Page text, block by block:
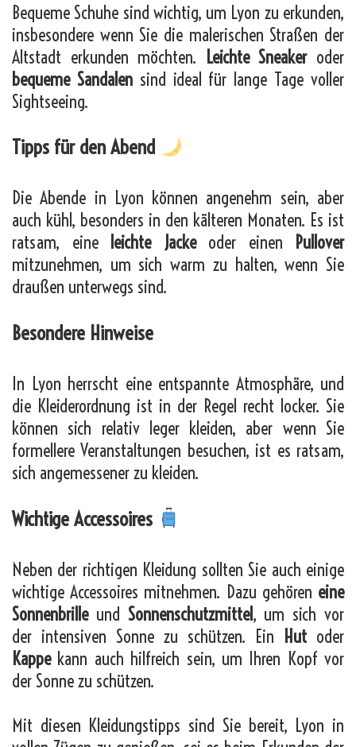
Bequeme Schuhe sind wichtig, um Lyon zu erkunden,
insbesondere wenn Sie die malerischen Straßen der
Altstadt erkunden möchten.
Leichte Sneakeroder
bequeme Sandalensind ideal für lange Tage voller
Sightseeing.
Tipps für den Abend
Die Abende in Lyon können angenehm sein, aber
auch kühl, besonders in den kälteren Monaten. Es ist
ratsam, eine
leichte Jackeoder einen
Pullover
mitzunehmen, um sich warm zu halten, wenn Sie
draußen unterwegs sind.
Besondere Hinweise
In Lyon herrscht eine entspannte Atmosphäre, und
die Kleiderordnung ist in der Regel recht locker. Sie
können sich relativ leger kleiden, aber wenn Sie
formellere Veranstaltungen besuchen, ist es ratsam,
sich angemessener zu kleiden.
Wichtige Accessoires
Neben der richtigen Kleidung sollten Sie auch einige
wichtige Accessoires mitnehmen. Dazu gehören eine
Sonnenbrilleund Sonnenschutzmittel, um sich vor
der intensiven Sonne zu schützen. Ein
Hut oder
Kappekann auch hilfreich sein, um Ihren Kopf vor
der Sonne zu schützen.
Mit diesen Kleidungstipps sind Sie bereit, Lyon in